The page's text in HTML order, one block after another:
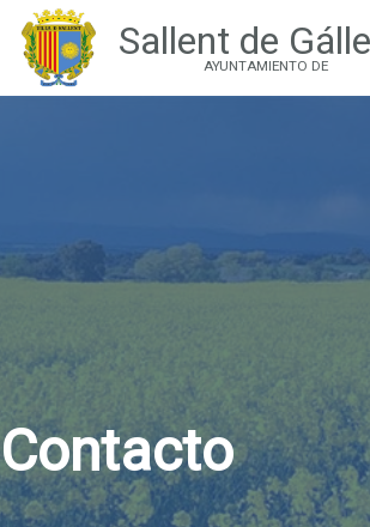
Sallent de
AYUNTAMIENTO DE
Contacto